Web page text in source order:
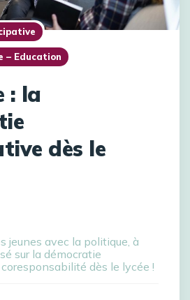
– Education
: la
dès le
jeunes avec la politique, à
sur la démocratie
dès le lycée !